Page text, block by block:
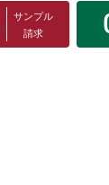
サンプル
請求